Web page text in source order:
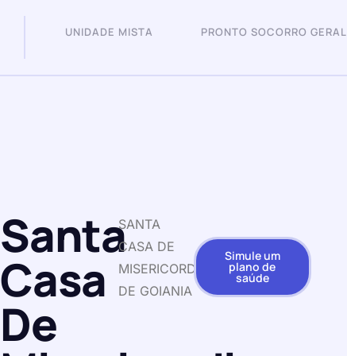
UNIDADE MISTA PRONTO SOCORRO GERAL
Santa
Casa
De
SANTA
CASA DE
MISERICORDIA
DE GOIANIA
Simule um
plano de
saúde